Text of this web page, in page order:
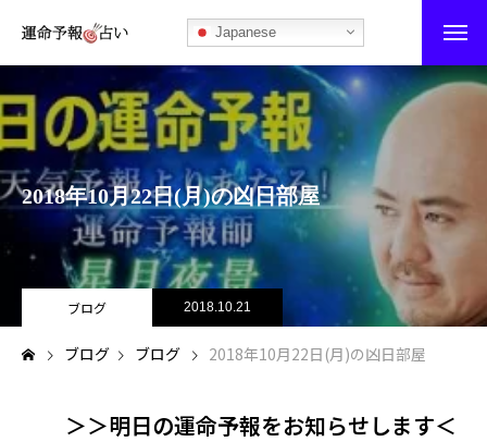
Japanese
運命予報占い
運命予報占いとは
あなたの所属部屋を探そう！
最恐の相性占い
秘伝公開！吉凶カレンダー
記事カテゴリー
2018年10月22日(月)の凶日部屋
ブログ 2018.10.21
ブログ ブログ 2018年10月22日(月)の凶日部屋
＞＞明日の運命予報をお知らせします＜